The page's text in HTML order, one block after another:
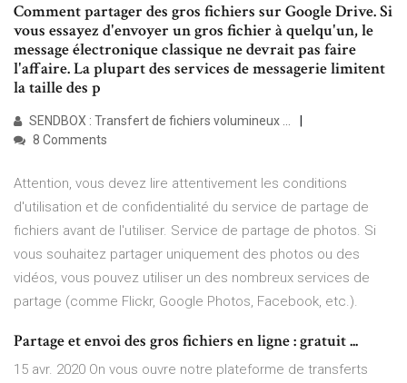
Comment partager des gros fichiers sur Google Drive. Si
vous essayez d'envoyer un gros fichier à quelqu'un, le
message électronique classique ne devrait pas faire
l'affaire. La plupart des services de messagerie limitent
la taille des p
SENDBOX : Transfert de fichiers volumineux ...
8 Comments
Attention, vous devez lire attentivement les conditions
d'utilisation et de confidentialité du service de partage de
fichiers avant de l'utiliser. Service de partage de photos. Si
vous souhaitez partager uniquement des photos ou des
vidéos, vous pouvez utiliser un des nombreux services de
partage (comme Flickr, Google Photos, Facebook, etc.).
Partage et envoi des gros fichiers en ligne : gratuit ...
15 avr. 2020 On vous ouvre notre plateforme de transferts